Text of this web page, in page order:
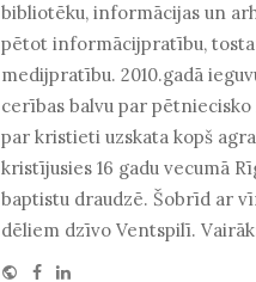
bibliotēku, informācijas un
pētot informācijpratību,
medijpratību. 2010.gadā
cerības balvu par
par kristieti uzskata kopš
kristījusies 16 gadu vecumā
baptistu draudzē. Šobrīd ar
dēliem dzīvo Ventspilī.
Website
Facebook
Linkedin